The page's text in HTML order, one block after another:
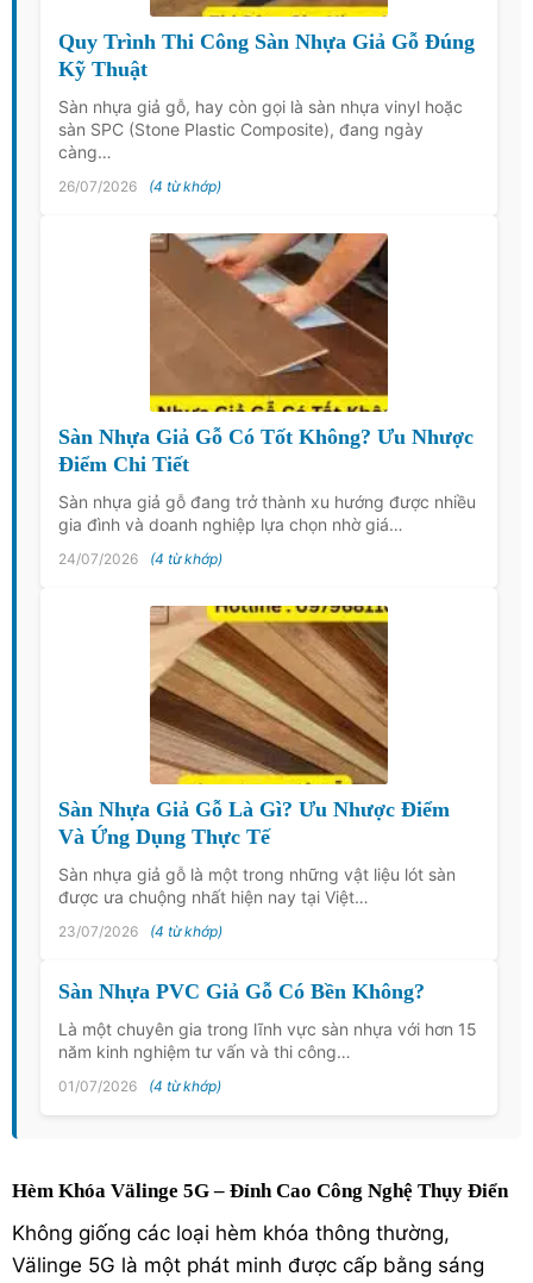
Quy Trình Thi Công Sàn Nhựa Giả Gỗ Đúng
Kỹ Thuật
Sàn nhựa giả gỗ, hay còn gọi là sàn nhựa vinyl hoặc
sàn SPC (Stone Plastic Composite), đang ngày
càng…
26/07/2026 (4 từ khớp)
Sàn Nhựa Giả Gỗ Có Tốt Không? Ưu Nhược
Điểm Chi Tiết
Sàn nhựa giả gỗ đang trở thành xu hướng được nhiều
gia đình và doanh nghiệp lựa chọn nhờ giá…
24/07/2026 (4 từ khớp)
Sàn Nhựa Giả Gỗ Là Gì? Ưu Nhược Điểm
Và Ứng Dụng Thực Tế
Sàn nhựa giả gỗ là một trong những vật liệu lót sàn
được ưa chuộng nhất hiện nay tại Việt…
23/07/2026 (4 từ khớp)
Sàn Nhựa PVC Giả Gỗ Có Bền Không?
Là một chuyên gia trong lĩnh vực sàn nhựa với hơn 15
năm kinh nghiệm tư vấn và thi công…
01/07/2026 (4 từ khớp)
Hèm Khóa Välinge 5G – Đỉnh Cao Công Nghệ Thụy Điển
Không giống các loại hèm khóa thông thường,
Välinge 5G là một phát minh được cấp bằng sáng